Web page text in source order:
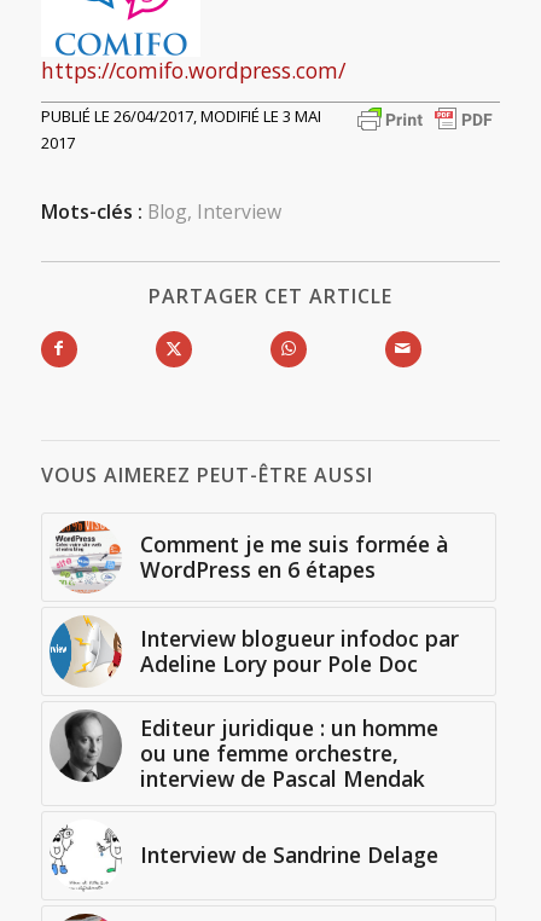
https://comifo.wordpress.com/
PUBLIÉ LE 26/04/2017, MODIFIÉ LE 3 MAI
2017
Mots-clés : Blog, Interview
PARTAGER CET ARTICLE
VOUS AIMEREZ PEUT-ÊTRE AUSSI
Comment je me suis formée à
WordPress en 6 étapes
Interview blogueur infodoc par
Adeline Lory pour Pole Doc
Editeur juridique : un homme
ou une femme orchestre,
interview de Pascal Mendak
Interview de Sandrine Delage